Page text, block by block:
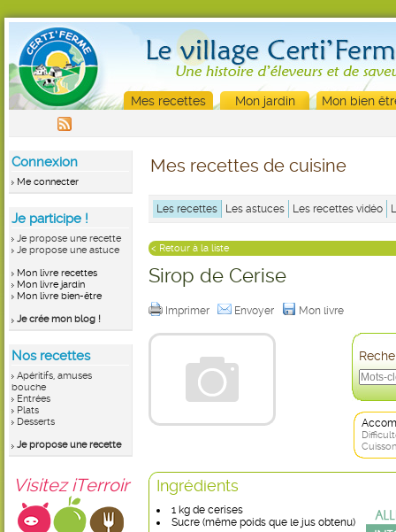
Mes recettes Mon jardin Mon bien
Connexion
Me connecter
Je participe !
Je propose une recette
Je propose une astuce
Mon livre recettes
Mon livre jardin
Mon livre bien-être
Je crée mon blog !
Nos recettes
Apéritifs, amuses
bouche
Entrées
Plats
Desserts
Je propose une recette
Visitez iTerroir
Mes recettes de cuisine
Les recettes Les astuces Les recettes vidéo
< Retour à la liste
Sirop de Cerise
Imprimer Envoyer Mon livre
Ingrédients
1 kg de cerises
Sucre (même poids que le jus obtenu)